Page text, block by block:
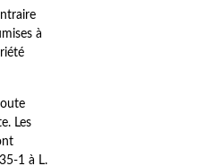
à
Les
1 à L.